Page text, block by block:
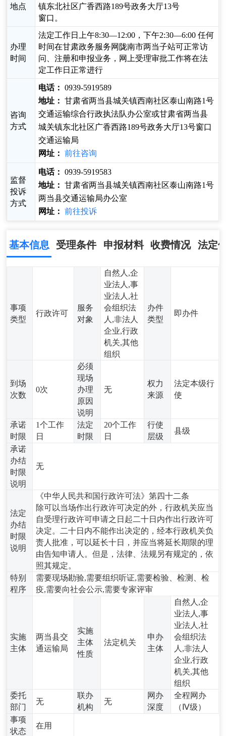
地点
镇东北社区广香西路189号政务大厅13号
窗口。
办理
时间
法定工作日上午8:30—12:00，下午2:30—6:00 任何
时间在甘肃政务服务网陇南市两当子站可正常访
问、注册和申报业务，网上受理审批工作将在法
定工作日正常进行
咨询
方式
电话： 0939-5919589
地址： 甘肃省两当县城关镇西南社区泰山南路1号
交通运输综合行政执法队办公室或甘肃省两当县
城关镇东北社区广香西路189号政务大厅13号窗口
交通运输局
网址： 前往咨询
监督
投诉
方式
电话： 0939-5919583
地址： 甘肃省两当县城关镇西南社区泰山南路1号
两当县交通运输局办公室
网址： 前往投诉
基本信息 受理条件 申报材料 收费情况 法定
事项
类型
行政许可
服务
对象
自然人,企
业法人,事
业法人,社
会组织法
人,非法人
企业,行政
机关,其他
组织
办件
类型
即办件
到场
次数
0次
必须
现场
办理
原因
说明
无
权力
来源
法定本级行
使
承诺
时限
1个工作
日
法定
时限
20个工作
日
行使
层级
县级
承诺
办结
时限
说明
无
法定
办结
时限
说明
《中华人民共和国行政许可法》第四十二条
除可以当场作出行政许可决定的外，行政机关应当
自受理行政许可申请之日起二十日内作出行政许可
决定。二十日内不能作出决定的，经本行政机关负
责人批准，可以延长十日，并应当将延长期限的理
由告知申请人。但是，法律、法规另有规定的，依
照其规定。
特别
程序
需要现场勘验,需要组织听证,需要检验、检测、检
疫,需要向社会公示,需要专家评审
实施
主体
两当县交
通运输局
实施
主体
性质
法定机关
申办
主体
自然人,企
业法人,事
业法人,社
会组织法
人,非法人
企业,行政
机关,其他
组织
委托
部门
无
联办
机构
无
网办
深度
全程网办
（Ⅳ级）
事项
状态
在用